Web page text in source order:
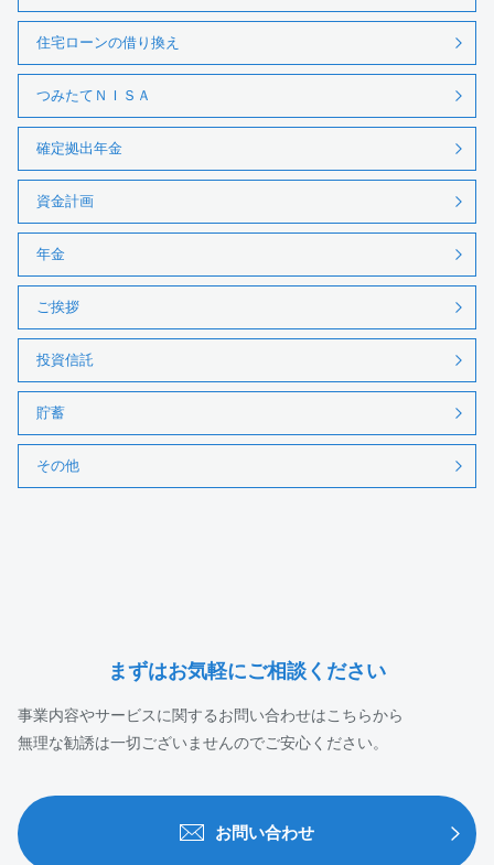
住宅ローンの借り換え
つみたてＮＩＳＡ
確定拠出年金
資金計画
年金
ご挨拶
投資信託
貯蓄
その他
まずはお気軽にご相談ください
事業内容やサービスに関するお問い合わせはこちらから
無理な勧誘は一切ございませんのでご安心ください。
お問い合わせ